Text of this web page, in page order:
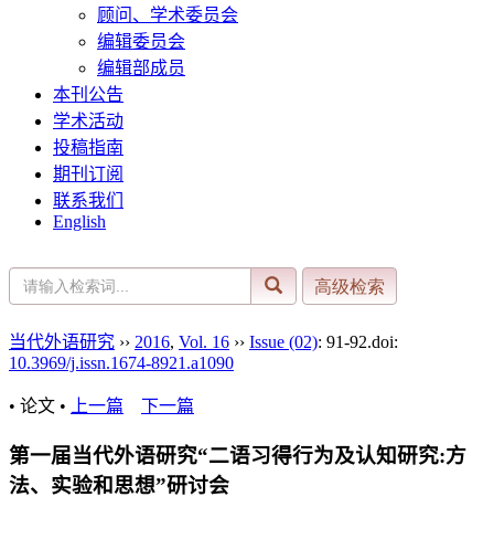
顾问、学术委员会
编辑委员会
编辑部成员
本刊公告
学术活动
投稿指南
期刊订阅
联系我们
English
当代外语研究 ›› 2016, Vol. 16 ›› Issue (02): 91-92.doi:
10.3969/j.issn.1674-8921.a1090
• 论文 • 上一篇 下一篇
第一届当代外语研究“二语习得行为及认知研究:方
法、实验和思想”研讨会